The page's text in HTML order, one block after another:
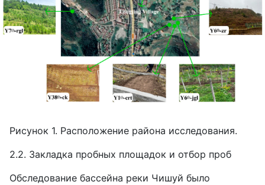
Рисунок 1. Расположение района исследования.
2.2. Закладка пробных площадок и отбор проб
Обследование бассейна реки Чишуй было